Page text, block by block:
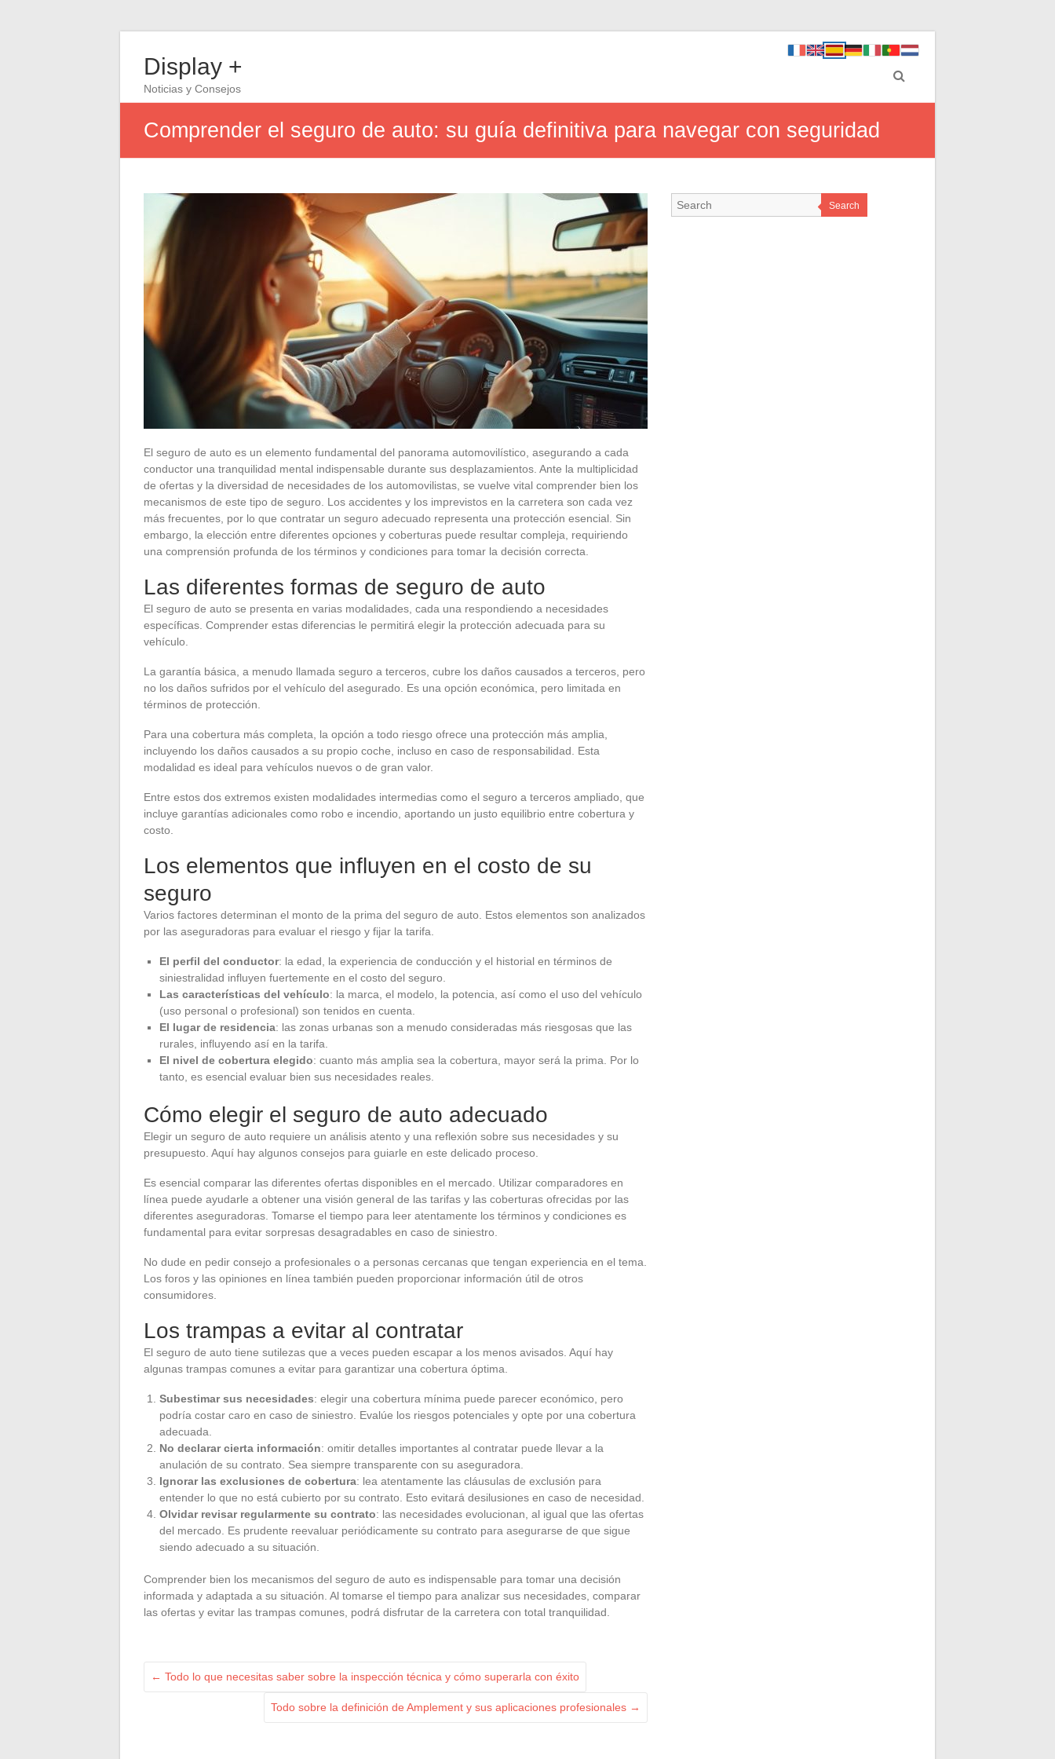
Display +
Noticias y Consejos
Comprender el seguro de auto: su guía definitiva para navegar con seguridad
El seguro de auto es un elemento fundamental del panorama automovilístico, asegurando a cada
conductor una tranquilidad mental indispensable durante sus desplazamientos. Ante la multiplicidad
de ofertas y la diversidad de necesidades de los automovilistas, se vuelve vital comprender bien los
mecanismos de este tipo de seguro. Los accidentes y los imprevistos en la carretera son cada vez
más frecuentes, por lo que contratar un seguro adecuado representa una protección esencial. Sin
embargo, la elección entre diferentes opciones y coberturas puede resultar compleja, requiriendo
una comprensión profunda de los términos y condiciones para tomar la decisión correcta.
Las diferentes formas de seguro de auto
El seguro de auto se presenta en varias modalidades, cada una respondiendo a necesidades
específicas. Comprender estas diferencias le permitirá elegir la protección adecuada para su
vehículo.
La garantía básica, a menudo llamada seguro a terceros, cubre los daños causados a terceros, pero
no los daños sufridos por el vehículo del asegurado. Es una opción económica, pero limitada en
términos de protección.
Para una cobertura más completa, la opción a todo riesgo ofrece una protección más amplia,
incluyendo los daños causados a su propio coche, incluso en caso de responsabilidad. Esta
modalidad es ideal para vehículos nuevos o de gran valor.
Entre estos dos extremos existen modalidades intermedias como el seguro a terceros ampliado, que
incluye garantías adicionales como robo e incendio, aportando un justo equilibrio entre cobertura y
costo.
Los elementos que influyen en el costo de su
seguro
Varios factores determinan el monto de la prima del seguro de auto. Estos elementos son analizados
por las aseguradoras para evaluar el riesgo y fijar la tarifa.
El perfil del conductor: la edad, la experiencia de conducción y el historial en términos de
siniestralidad influyen fuertemente en el costo del seguro.
Las características del vehículo: la marca, el modelo, la potencia, así como el uso del vehículo
(uso personal o profesional) son tenidos en cuenta.
El lugar de residencia: las zonas urbanas son a menudo consideradas más riesgosas que las
rurales, influyendo así en la tarifa.
El nivel de cobertura elegido: cuanto más amplia sea la cobertura, mayor será la prima. Por lo
tanto, es esencial evaluar bien sus necesidades reales.
Cómo elegir el seguro de auto adecuado
Elegir un seguro de auto requiere un análisis atento y una reflexión sobre sus necesidades y su
presupuesto. Aquí hay algunos consejos para guiarle en este delicado proceso.
Es esencial comparar las diferentes ofertas disponibles en el mercado. Utilizar comparadores en
línea puede ayudarle a obtener una visión general de las tarifas y las coberturas ofrecidas por las
diferentes aseguradoras. Tomarse el tiempo para leer atentamente los términos y condiciones es
fundamental para evitar sorpresas desagradables en caso de siniestro.
No dude en pedir consejo a profesionales o a personas cercanas que tengan experiencia en el tema.
Los foros y las opiniones en línea también pueden proporcionar información útil de otros
consumidores.
Los trampas a evitar al contratar
El seguro de auto tiene sutilezas que a veces pueden escapar a los menos avisados. Aquí hay
algunas trampas comunes a evitar para garantizar una cobertura óptima.
Subestimar sus necesidades: elegir una cobertura mínima puede parecer económico, pero
podría costar caro en caso de siniestro. Evalúe los riesgos potenciales y opte por una cobertura
adecuada.
No declarar cierta información: omitir detalles importantes al contratar puede llevar a la
anulación de su contrato. Sea siempre transparente con su aseguradora.
Ignorar las exclusiones de cobertura: lea atentamente las cláusulas de exclusión para
entender lo que no está cubierto por su contrato. Esto evitará desilusiones en caso de necesidad.
Olvidar revisar regularmente su contrato: las necesidades evolucionan, al igual que las ofertas
del mercado. Es prudente reevaluar periódicamente su contrato para asegurarse de que sigue
siendo adecuado a su situación.
Comprender bien los mecanismos del seguro de auto es indispensable para tomar una decisión
informada y adaptada a su situación. Al tomarse el tiempo para analizar sus necesidades, comparar
las ofertas y evitar las trampas comunes, podrá disfrutar de la carretera con total tranquilidad.
← Todo lo que necesitas saber sobre la inspección técnica y cómo superarla con éxito
Todo sobre la definición de Amplement y sus aplicaciones profesionales →
Search